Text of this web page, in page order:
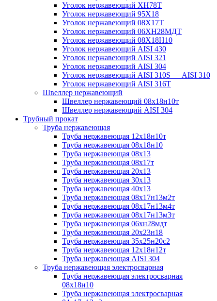
Уголок нержавеющий ХН78Т
Уголок нержавеющий 95Х18
Уголок нержавеющий 08Х17Т
Уголок нержавеющий 06ХН28МДТ
Уголок нержавеющий 08Х18Н10
Уголок нержавеющий AISI 430
Уголок нержавеющий AISI 321
Уголок нержавеющий AISI 304
Уголок нержавеющий AISI 310S — AISI 310
Уголок нержавеющий AISI 316T
Швеллер нержавеющий
Швеллер нержавеющий 08х18н10т
Швеллер нержавеющий AISI 304
Трубный прокат
Труба нержавеющая
Труба нержавеющая 12х18н10т
Труба нержавеющая 08х18н10
Труба нержавеющая 08х13
Труба нержавеющая 08х17т
Труба нержавеющая 20х13
Труба нержавеющая 30х13
Труба нержавеющая 40х13
Труба нержавеющая 08х17н13м2т
Труба нержавеющая 08х17н13м4т
Труба нержавеющая 08х17н13м3т
Труба нержавеющая 06хн28мдт
Труба нержавеющая 20х23н18
Труба нержавеющая 35х25н20с2
Труба нержавеющая 12х18н12т
Труба нержавеющая AISI 304
Труба нержавеющая электросварная
Труба нержавеющая электросварная
08х18н10
Труба нержавеющая электросварная